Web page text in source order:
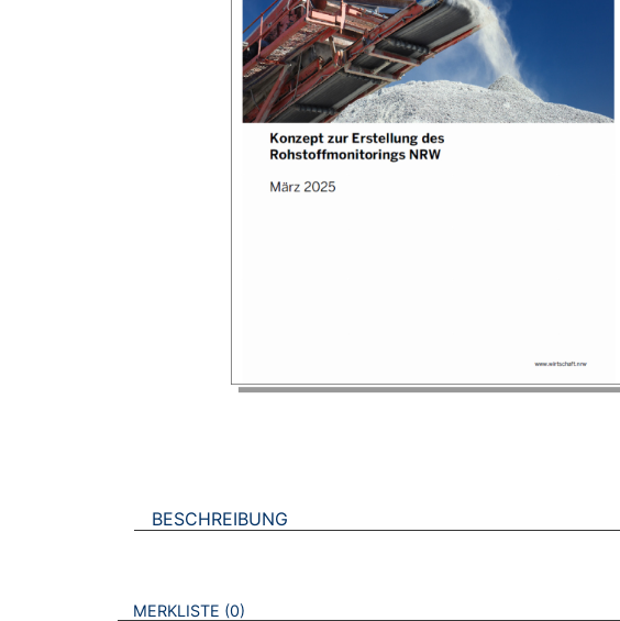
BESCHREIBUNG
VERWEISE AUF VERMERKTE- ODER ZULETZT
MERKLISTE 0